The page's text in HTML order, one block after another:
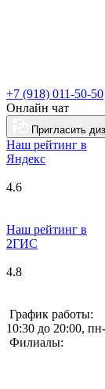
+7 (918) 011-50-50
Онлайн чат
Пригласить
Наш рейтинг в
Яндекс
4.6
Наш рейтинг в
2ГИС
4.8
График работы:
10:30 до 20:00,
Филиалы: